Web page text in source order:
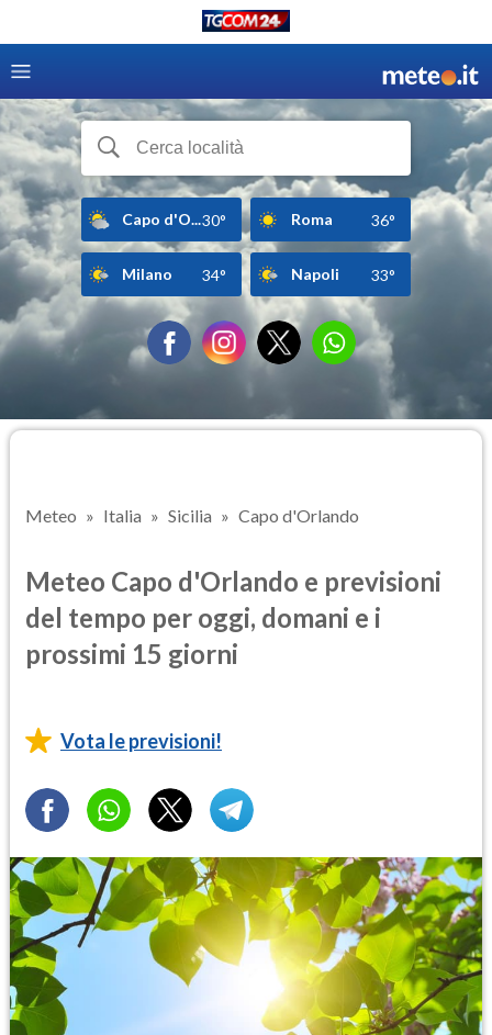
Capo d'O...30° Roma 36°
Milano 34° Napoli 33°
Meteo Italia Sicilia Capo d'Orlando
Meteo Capo d'Orlando e previsioni
del tempo per oggi, domani e i
prossimi 15 giorni
Vota le previsioni!